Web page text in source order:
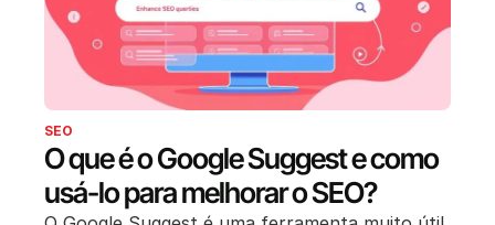
SEO
O que é o Google Suggest e como
usá-lo para melhorar o SEO?